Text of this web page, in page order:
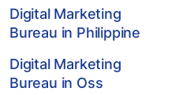
Digital Marketing
Bureau in Philippine
Digital Marketing
Bureau in Oss